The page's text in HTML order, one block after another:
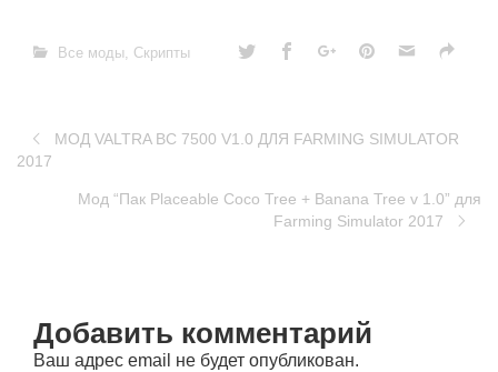
Все моды, Скрипты
МОД VALTRA BC 7500 V1.0 ДЛЯ FARMING SIMULATOR
2017
Мод “Пак Placeable Coco Tree + Banana Tree v 1.0” для
Farming Simulator 2017
Добавить комментарий
Ваш адрес email не будет опубликован.